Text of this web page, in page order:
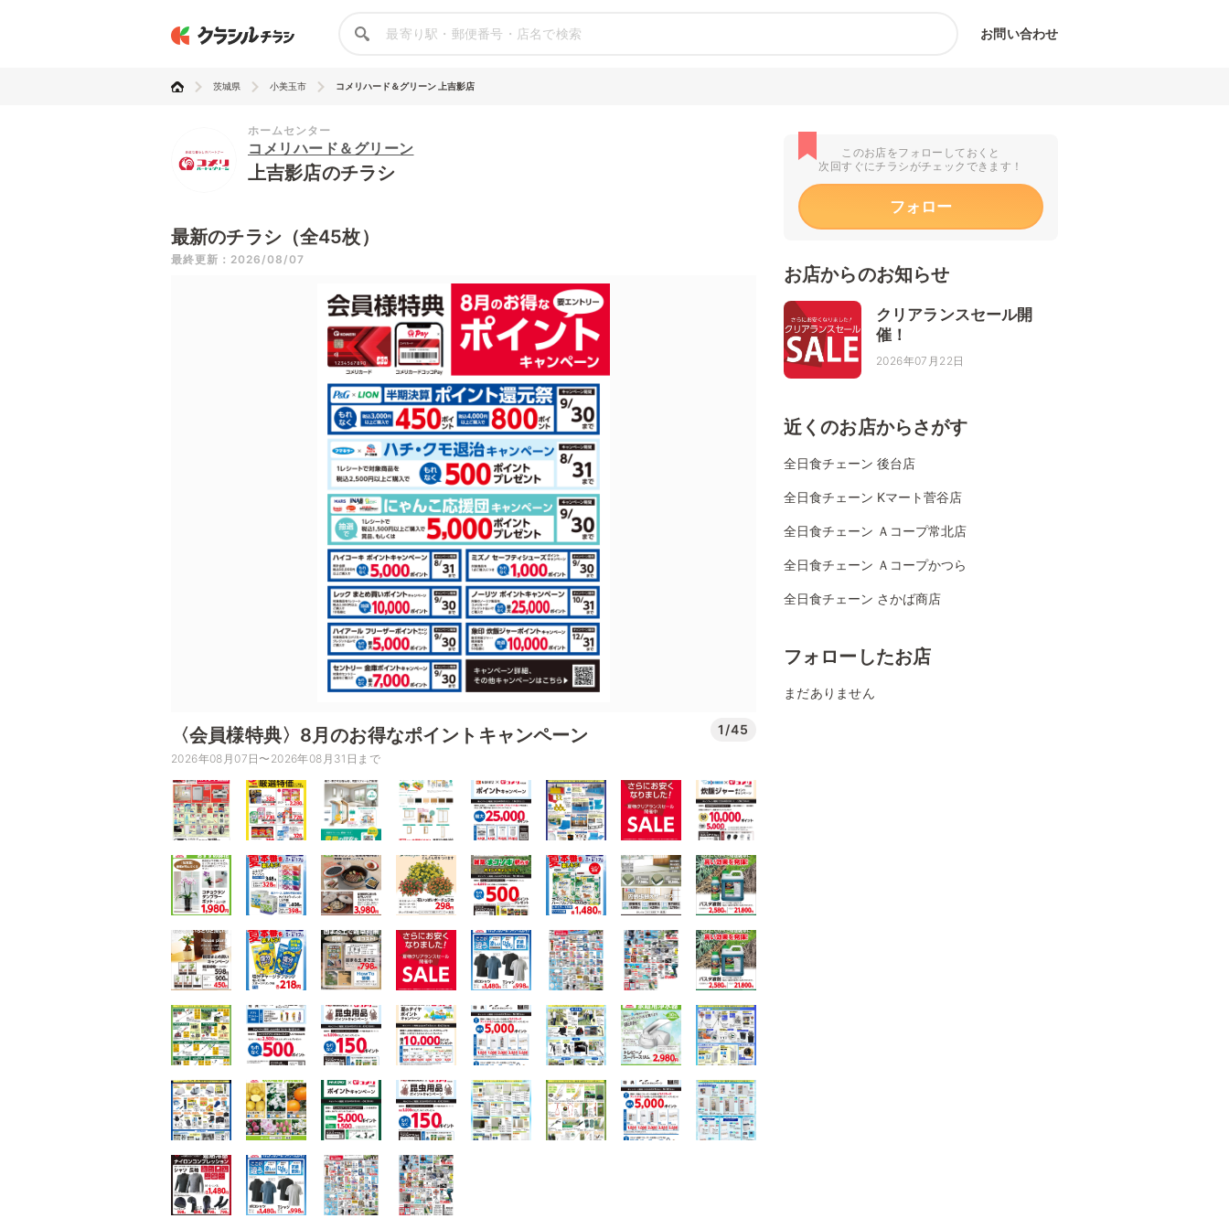
お問い合わせ
茨城県 小美玉市 コメリハード＆グリーン 上吉影店
ホームセンター
コメリハード＆グリーン
上吉影店のチラシ
最新のチラシ（全45枚）
最終更新：2026/08/07
〈会員様特典〉8月のお得なポイントキャンペーン 1/45
2026年08月07日〜2026年08月31日まで
このお店をフォローしておくと
次回すぐにチラシがチェックできます！
フォロー
お店からのお知らせ
クリアランスセール開
催！
2026年07月22日
近くのお店からさがす
全日食チェーン 後台店
全日食チェーン Kマート菅谷店
全日食チェーン Ａコープ常北店
全日食チェーン Ａコープかつら
全日食チェーン さかば商店
フォローしたお店
まだありません